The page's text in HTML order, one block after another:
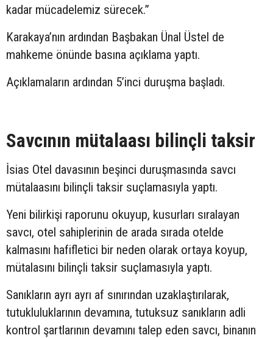
kadar mücadelemiz sürecek.”
Karakaya’nın ardından Başbakan Ünal Üstel de
mahkeme önünde basına açıklama yaptı.
Açıklamaların ardından 5’inci duruşma başladı.
Savcının mütalaası bilinçli taksir
İsias Otel davasının beşinci duruşmasında savcı
mütalaasını bilinçli taksir suçlamasıyla yaptı.
Yeni bilirkişi raporunu okuyup, kusurları sıralayan
savcı, otel sahiplerinin de arada sırada otelde
kalmasını hafifletici bir neden olarak ortaya koyup,
mütalasını bilinçli taksir suçlamasıyla yaptı.
Sanıkların ayrı ayrı af sınırından uzaklaştırılarak,
tutukluluklarının devamına, tutuksuz sanıkların adli
kontrol şartlarının devamını talep eden savcı, binanın